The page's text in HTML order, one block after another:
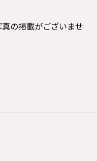
の掲載がございませ